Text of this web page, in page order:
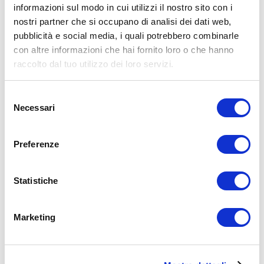
informazioni sul modo in cui utilizzi il nostro sito con i
nostri partner che si occupano di analisi dei dati web,
pubblicità e social media, i quali potrebbero combinarle
con altre informazioni che hai fornito loro o che hanno
raccolto dal tuo utilizzo dei loro servizi.
delNecessari
Preferenze
Statistiche
Marketing